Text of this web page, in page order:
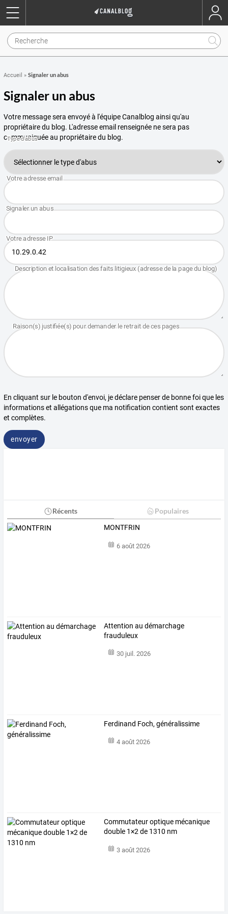
Accueil » Signaler un abus
Signaler un abus
Votre message sera envoyé à l'équipe Canalblog ainsi qu'au
propriétaire du blog. L'adresse email renseignée ne sera pas
communiquée au propriétaire du blog.
En cliquant sur le bouton d'envoi, je déclare penser de bonne foi que les
informations et allégations que ma notification contient sont exactes
et complètes.
envoyer
Récents Populaires
MONTFRIN
6 août 2026
Attention au démarchage
frauduleux
30 juil. 2026
Ferdinand Foch, généralissime
4 août 2026
Commutateur optique mécanique
double 1×2 de 1310 nm
3 août 2026